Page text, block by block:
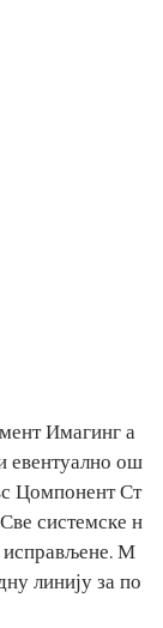
Имагинг а
евентуално ош
Цомпонент Ст
системске н
исправљене. М
линију за по